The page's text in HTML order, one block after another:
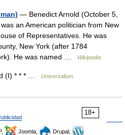
— Benedict Arnold (October 5,
an American politician from New
of Representatives. He was
New York (after 1784
He was named …
Wikipedia
(I) * * * … Universalium
18+
Joomla,
Drupal,